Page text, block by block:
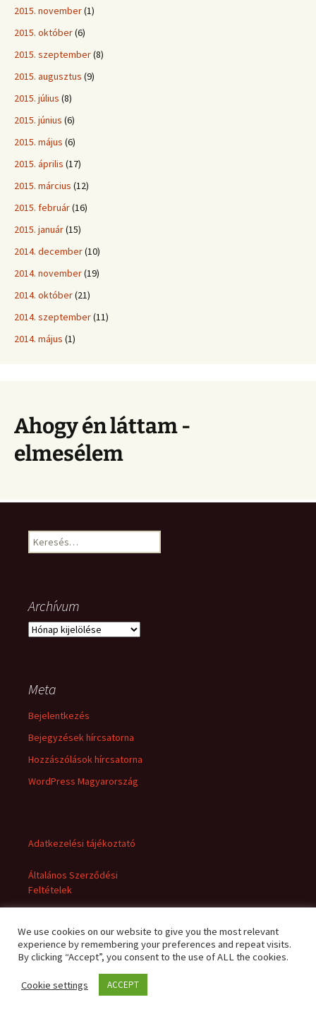
2015. november(1)
2015. október(6)
2015. szeptember(8)
2015. augusztus (9)
2015. július (8)
2015. június (6)
2015. május (6)
2015. április (17)
2015. március (12)
2015. február(16)
2015. január(15)
2014. december(10)
2014. november(19)
2014. október(21)
2014. szeptember(11)
2014. május (1)
Ahogy én láttam -
elmesélem
Keresés:
Archívum
Archívum
Meta
Bejelentkezés
Bejegyzések hírcsatorna
Hozzászólások hírcsatorna
WordPress Magyarország
Adatkezelési tájékoztató
Általános Szerződési
Feltételek
Adatkezelési tájékoztató Büszke üzemeltető: WordPress
We use cookies on our website to give you the most relevant
experience by remembering your preferences and repeat visits.
By clicking “Accept”, you consent to the use of ALL the cookies.
Cookie settings ACCEPT